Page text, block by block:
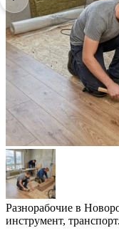
Разнорабочие в
инструмент, транспорт.